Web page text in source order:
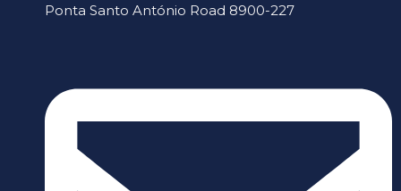
Ponta Santo António Road 8900-227